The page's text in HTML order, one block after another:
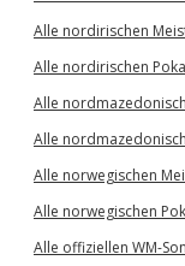
Alle nordirischen
Alle nordirischen
Alle
Alle
Alle norwegischen
Alle norwegischen
Alle offiziellen WM-